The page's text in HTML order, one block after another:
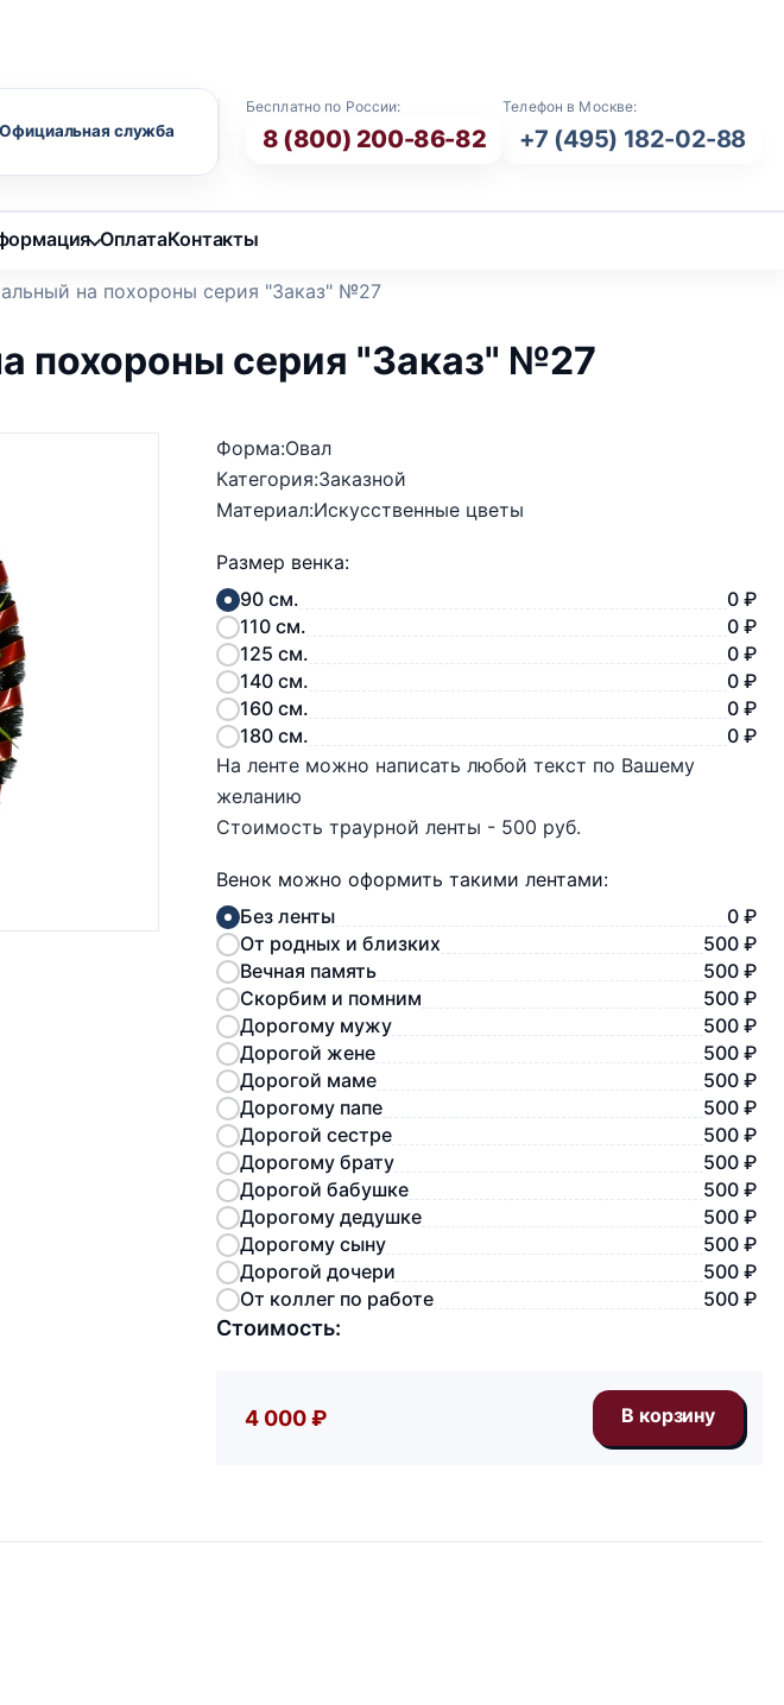
Бесплатно по России:
8 (800) 200-86-82
Телефон в Москве:
+7 (495) 182-02-88
ОплатаКонтакты
на похороны серия "Заказ" №27
похороны серия "Заказ" №27
Форма:Овал
Категория:Заказной
Материал:Искусственные цветы
Размер венка:
90 см.
0 ₽
110 см.
0 ₽
125 см.
0 ₽
140 см.
0 ₽
160 см.
0 ₽
180 см.
0 ₽
На ленте можно написать любой текст по Вашему
желанию
Стоимость траурной ленты - 500 руб.
Венок можно оформить такими лентами:
Без ленты
0 ₽
От родных и близких
500 ₽
Вечная память
500 ₽
Скорбим и помним
500 ₽
Дорогому мужу
500 ₽
Дорогой жене
500 ₽
Дорогой маме
500 ₽
Дорогому папе
500 ₽
Дорогой сестре
500 ₽
Дорогому брату
500 ₽
Дорогой бабушке
500 ₽
Дорогому дедушке
500 ₽
Дорогому сыну
500 ₽
Дорогой дочери
500 ₽
От коллег по работе
500 ₽
Стоимость:
4 000 ₽